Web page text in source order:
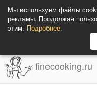
Мы используем файлы
рекламы. Продолжая
этим. Подробнее.
finecooking.ru